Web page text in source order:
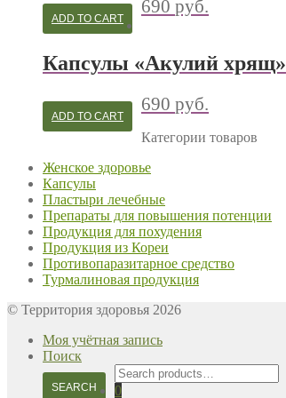
690 руб.
ADD TO CART
Капсулы «Акулий хрящ»
690 руб.
ADD TO CART
Категории товаров
Женское здоровье
Капсулы
Пластыри лечебные
Препараты для повышения потенции
Продукция для похудения
Продукция из Кореи
Противопаразитарное средство
Турмалиновая продукция
© Территория здоровья 2026
Моя учётная запись
Поиск
Search
for:
SEARCH 0